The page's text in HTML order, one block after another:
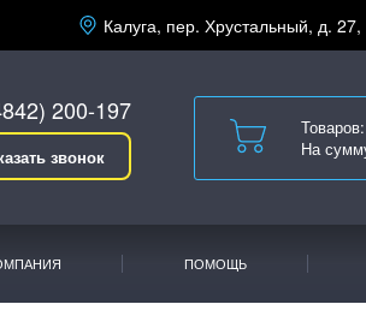
Калуга, пер. Хрустальный, д.
200-197
звонок
На
ПОМОЩЬ